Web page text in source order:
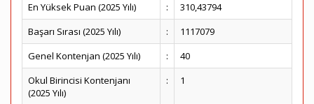
En Yüksek Puan (2025 Yılı) :
310,43794
Başarı Sırası (2025 Yılı)
:
1117079
Genel Kontenjan (2025 Yılı)
:
40
Okul Birincisi Kontenjanı
(2025 Yılı)
: 1